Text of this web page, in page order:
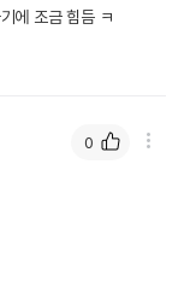
에 조금 힘듬 ㅋ
0